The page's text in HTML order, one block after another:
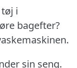
i
bagefter?
sin seng.